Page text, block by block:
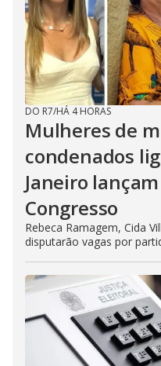
DO R7/HÁ 4 HORAS
Mulheres de
condenados
Janeiro
Congresso
Rebeca Ramagem, Cida
disputarão vagas por